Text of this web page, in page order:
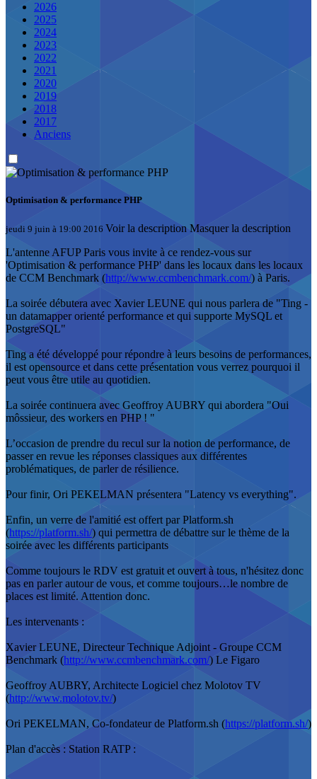
2026
2025
2024
2023
2022
2021
2020
2019
2018
2017
Anciens
Optimisation & performance PHP
jeudi 9 juin à 19:00 2016 Voir la description Masquer la description
L'antenne AFUP Paris vous invite à ce rendez-vous sur
'Optimisation & performance PHP' dans les locaux dans les locaux
de CCM Benchmark (http://www.ccmbenchmark.com/) à Paris.
La soirée débutera avec Xavier LEUNE qui nous parlera de "Ting -
un datamapper orienté performance et qui supporte MySQL et
PostgreSQL"
Ting a été développé pour répondre à leurs besoins de performances,
il est opensource et dans cette présentation vous verrez pourquoi il
peut vous être utile au quotidien.
La soirée continuera avec Geoffroy AUBRY qui abordera "Oui
môssieur, des workers en PHP ! "
L’occasion de prendre du recul sur la notion de performance, de
passer en revue les réponses classiques aux différentes
problématiques, de parler de résilience.
Pour finir, Ori PEKELMAN présentera "Latency vs everything".
Enfin, un verre de l'amitié est offert par Platform.sh
(https://platform.sh/) qui permettra de débattre sur le thème de la
soirée avec les différents participants
Comme toujours le RDV est gratuit et ouvert à tous, n'hésitez donc
pas en parler autour de vous, et comme toujours…le nombre de
places est limité. Attention donc.
Les intervenants :
Xavier LEUNE, Directeur Technique Adjoint - Groupe CCM
Benchmark (http://www.ccmbenchmark.com/) Le Figaro
Geoffroy AUBRY, Architecte Logiciel chez Molotov TV
(http://www.molotov.tv/)
Ori PEKELMAN, Co-fondateur de Platform.sh (https://platform.sh/)
Plan d'accès : Station RATP :